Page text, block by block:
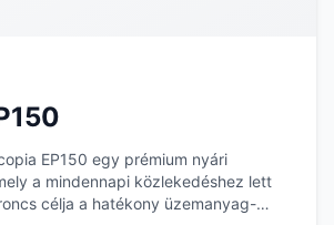
EP150 egy prémium nyári
a mindennapi közlekedéshez lett
célja a hatékony üzemanyag-